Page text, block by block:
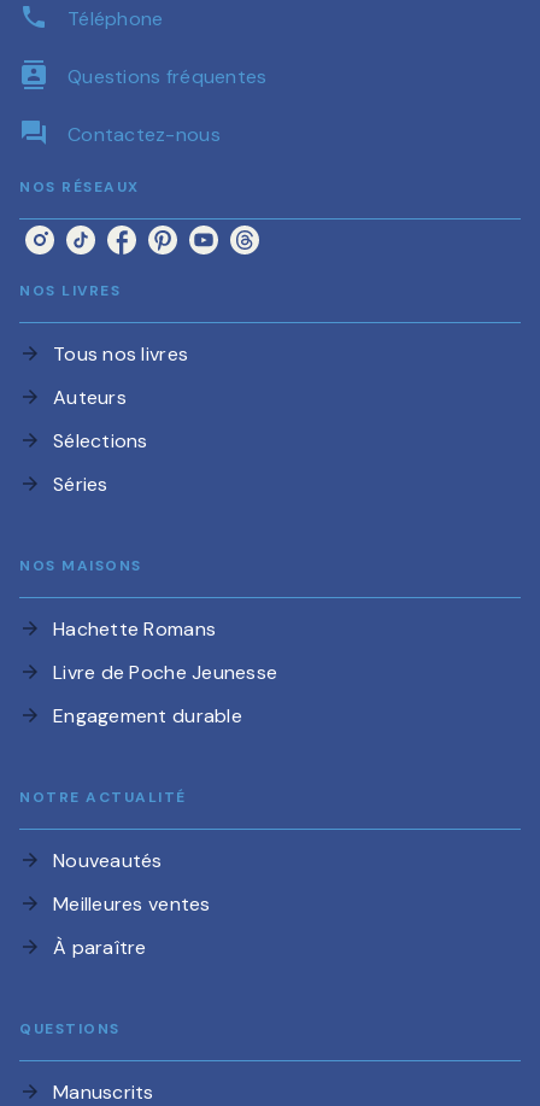
phone Téléphone
contacts Questions fréquentes
question_answer Contactez-nous
NOS RÉSEAUX
NOS LIVRES
arrow_forward Tous nos livres
arrow_forward Auteurs
arrow_forward Sélections
arrow_forward Séries
NOS MAISONS
arrow_forward Hachette Romans
arrow_forward Livre de Poche Jeunesse
arrow_forward Engagement durable
NOTRE ACTUALITÉ
arrow_forward Nouveautés
arrow_forward Meilleures ventes
arrow_forward À paraître
QUESTIONS
arrow_forward Manuscrits